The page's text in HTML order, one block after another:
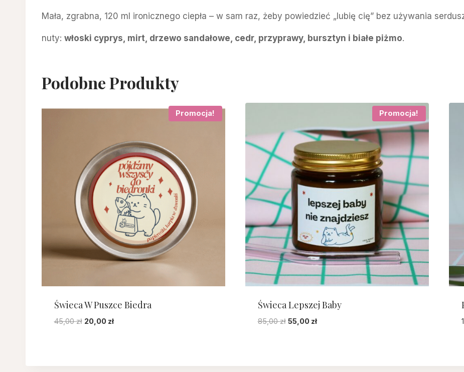
Mała, zgrabna, 120 ml ironicznego ciepła – w sam raz, żeby powiedzieć „lubię cię” bez używania
nuty: włoski cyprys, mirt, drzewo sandałowe, cedr, przyprawy, bursztyn i białe piżmo.
Podobne Produkty
Promocja!
Świeca W Puszce Biedra
45,00zł Pierwotna
20,00 złAktualna
Promocja!
Świeca Lepszej Baby
85,00zł Pierwotna
55,00 złAktualna